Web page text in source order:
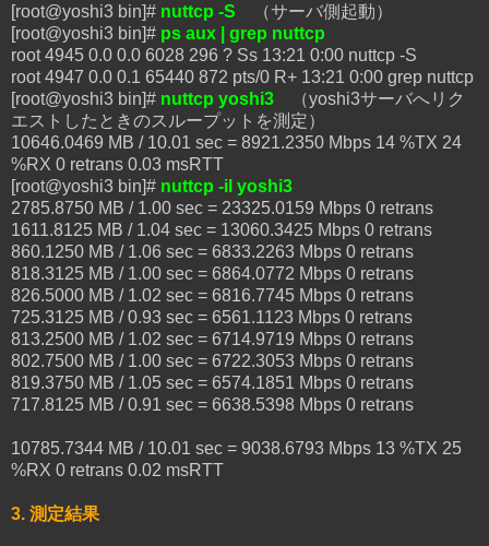
[root@yoshi3 bin]# nuttcp -S （サーバ側起動）
[root@yoshi3 bin]# ps aux | grep nuttcp
root 4945 0.0 0.0 6028 296 ? Ss 13:21 0:00 nuttcp -S
root 4947 0.0 0.1 65440 872 pts/0 R+ 13:21 0:00 grep nuttcp
[root@yoshi3 bin]# nuttcp yoshi3 （yoshi3サーバへリク
エストしたときのスループットを測定）
10646.0469 MB / 10.01 sec = 8921.2350 Mbps 14 %TX 24
%RX 0 retrans 0.03 msRTT
[root@yoshi3 bin]# nuttcp -il yoshi3
2785.8750 MB / 1.00 sec = 23325.0159 Mbps 0 retrans
1611.8125 MB / 1.04 sec = 13060.3425 Mbps 0 retrans
860.1250 MB / 1.06 sec = 6833.2263 Mbps 0 retrans
818.3125 MB / 1.00 sec = 6864.0772 Mbps 0 retrans
826.5000 MB / 1.02 sec = 6816.7745 Mbps 0 retrans
725.3125 MB / 0.93 sec = 6561.1123 Mbps 0 retrans
813.2500 MB / 1.02 sec = 6714.9719 Mbps 0 retrans
802.7500 MB / 1.00 sec = 6722.3053 Mbps 0 retrans
819.3750 MB / 1.05 sec = 6574.1851 Mbps 0 retrans
717.8125 MB / 0.91 sec = 6638.5398 Mbps 0 retrans
10785.7344 MB / 10.01 sec = 9038.6793 Mbps 13 %TX 25
%RX 0 retrans 0.02 msRTT
3. 測定結果